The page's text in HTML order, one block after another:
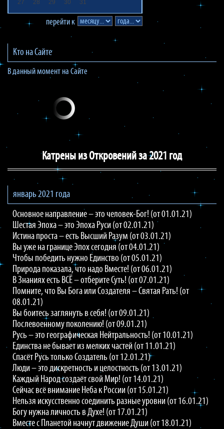
27
28 29 30 31
перейти к
Кто на Сайте
В данный момент на Сайте
Катрены из Откровений за 2021 год
январь 2021 года
Основное направление – это человек-Бог! (от 01.01.21)
Шестая Эпоха – это Эпоха Руси (от 02.01.21)
Истина проста – есть Высший Разум (от 03.01.21)
Вы уже на границе Эпох сегодня (от 04.01.21)
Чтобы победить нужно Единство (от 05.01.21)
Природа показала, что надо Вместе! (от 06.01.21)
В Знаниях есть ВСЁ – отберите Суть! (от 07.01.21)
Помните, что Вы Бога или Создателя – Святая Рать! (от
08.01.21)
Вы боитесь заглянуть в себя! (от 09.01.21)
Послевоенному поколению! (от 09.01.21)
Русь – это географическая Нейтральность! (от 10.01.21)
Единства не бывает из мелких частей (от 11.01.21)
Спасёт Русь только Создатель (от 12.01.21)
Люди – это дискретность и целостность (от 13.01.21)
Каждый Народ создаёт свой Мир! (от 14.01.21)
Сейчас всё внимание Неба к России (от 15.01.21)
Нельзя искусственно соединить разные уровни (от 16.01.21)
Богу нужна личность в Духе! (от 17.01.21)
Вместе с Планетой начнут движение Души (от 18.01.21)